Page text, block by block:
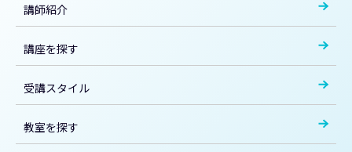
講師紹介
講座を探す
受講スタイル
教室を探す